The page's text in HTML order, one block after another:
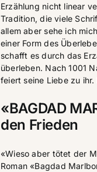
Erzählung nicht linear
Tradition, die viele
allem aber sehe ich
einer Form des
schafft es durch das
überleben. Nach 1001
feiert seine Liebe zu
«BAGDAD
den Frieden
«Wieso aber tötet der
Roman «Bagdad